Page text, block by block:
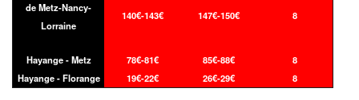
de Metz-Nancy-
Lorraine
140€-143€ 147€-150€ 8
Hayange - Metz 78€-81€ 85€-88€
8
Hayange - Florange
19€-22€ 26€-29€ 8